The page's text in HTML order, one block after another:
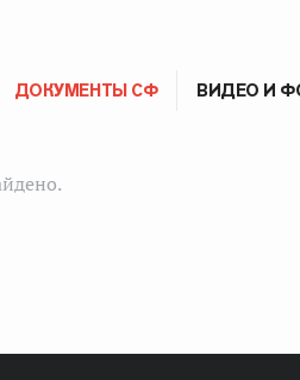
ДОКУМЕНТЫ СФ ВИДЕО И